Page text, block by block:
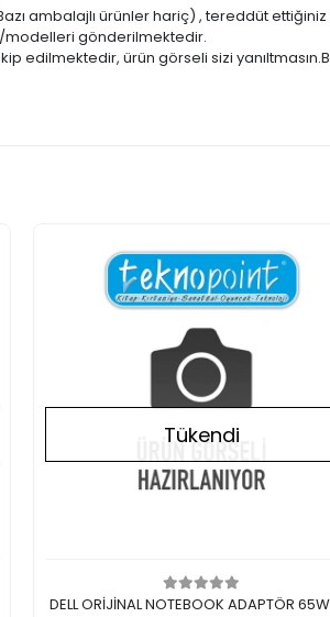
ambalajlı ürünler hariç) , tereddüt
modelleri gönderilmektedir.
edilmektedir, ürün görseli sizi
Stokta Yok
Tükendi
DELL ORİJİNAL NOTEBOOK ADAPTÖR